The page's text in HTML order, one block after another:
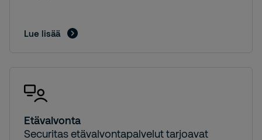
Lue lisää
Etävalvonta
Securitas etävalvontapalvelut tarjoavat